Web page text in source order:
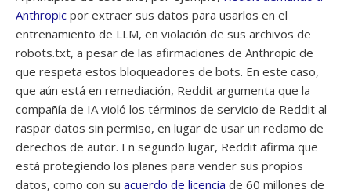
Anthropic por extraer sus datos para usarlos en el
entrenamiento de LLM, en violación de sus archivos de
robots.txt, a pesar de las afirmaciones de Anthropic de
que respeta estos bloqueadores de bots. En este caso,
que aún está en remediación, Reddit argumenta que la
compañía de IA violó los términos de servicio de Reddit al
raspar datos sin permiso, en lugar de usar un reclamo de
derechos de autor. En segundo lugar, Reddit afirma que
está protegiendo los planes para vender sus propios
datos, como con su acuerdo de licencia de 60 millones de